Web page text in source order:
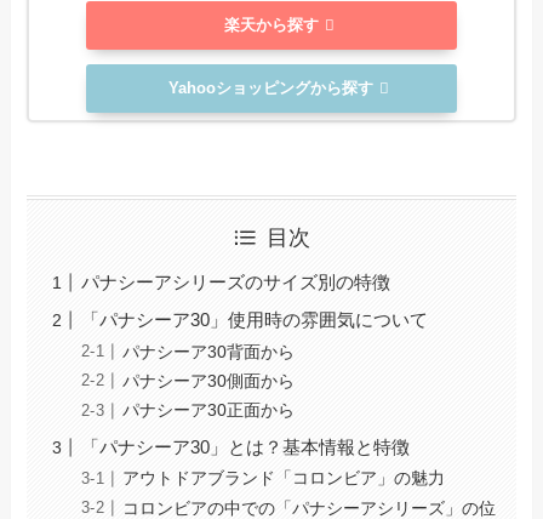
楽天から探す
Yahooショッピングから探す
目次
パナシーアシリーズのサイズ別の特徴
「パナシーア30」使用時の雰囲気について
パナシーア30背面から
パナシーア30側面から
パナシーア30正面から
「パナシーア30」とは？基本情報と特徴
アウトドアブランド「コロンビア」の魅力
コロンビアの中での「パナシーアシリーズ」の位